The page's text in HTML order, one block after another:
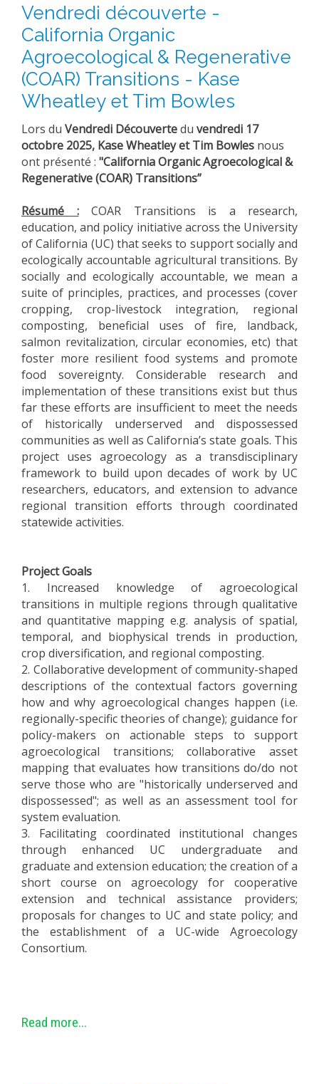
Vendredi découverte -
California Organic
Agroecological & Regenerative
(COAR) Transitions - Kase
Wheatley et Tim Bowles
Lors du Vendredi Découvertedu vendredi 17
octobre 2025, Kase Wheatley et Tim Bowles nous
ont présenté : "California Organic Agroecological &
Regenerative (COAR) Transitions”
Résumé :COAR Transitions is a research,
education, and policy initiative across the University
of California (UC) that seeks to support socially and
ecologically accountable agricultural transitions. By
socially and ecologically accountable, we mean a
suite of principles, practices, and processes (cover
cropping, crop-livestock integration, regional
composting, beneficial uses of fire, landback,
salmon revitalization, circular economies, etc) that
foster more resilient food systems and promote
food sovereignty. Considerable research and
implementation of these transitions exist but thus
far these efforts are insufficient to meet the needs
of historically underserved and dispossessed
communities as well as California’s state goals. This
project uses agroecology as a transdisciplinary
framework to build upon decades of work by UC
researchers, educators, and extension to advance
regional transition efforts through coordinated
statewide activities.
Project Goals
1. Increased knowledge of agroecological
transitions in multiple regions through qualitative
and quantitative mapping e.g. analysis of spatial,
temporal, and biophysical trends in production,
crop diversification, and regional composting.
2. Collaborative development of community-shaped
descriptions of the contextual factors governing
how and why agroecological changes happen (i.e.
regionally-specific theories of change); guidance for
policy-makers on actionable steps to support
agroecological transitions; collaborative asset
mapping that evaluates how transitions do/do not
serve those who are "historically underserved and
dispossessed"; as well as an assessment tool for
system evaluation.
3. Facilitating coordinated institutional changes
through enhanced UC undergraduate and
graduate and extension education; the creation of a
short course on agroecology for cooperative
extension and technical assistance providers;
proposals for changes to UC and state policy; and
the establishment of a UC-wide Agroecology
Consortium.
Read more...